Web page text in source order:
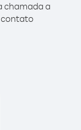
chamada a